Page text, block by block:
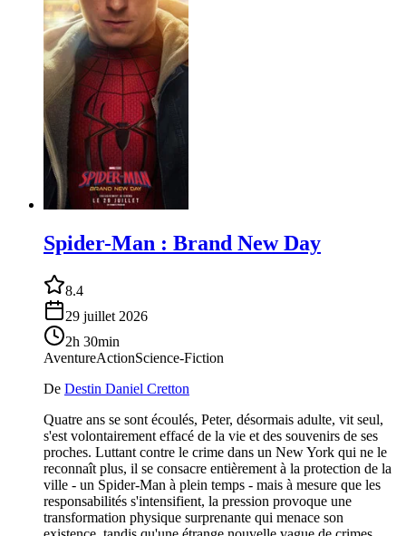
Spider-Man : Brand New Day
8.4
29 juillet 2026
2h 30min
AventureActionScience-Fiction
De Destin Daniel Cretton
Quatre ans se sont écoulés, Peter, désormais adulte, vit seul,
s'est volontairement effacé de la vie et des souvenirs de ses
proches. Luttant contre le crime dans un New York qui ne le
reconnaît plus, il se consacre entièrement à la protection de la
ville - un Spider-Man à plein temps - mais à mesure que les
responsabilités s'intensifient, la pression provoque une
transformation physique surprenante qui menace son